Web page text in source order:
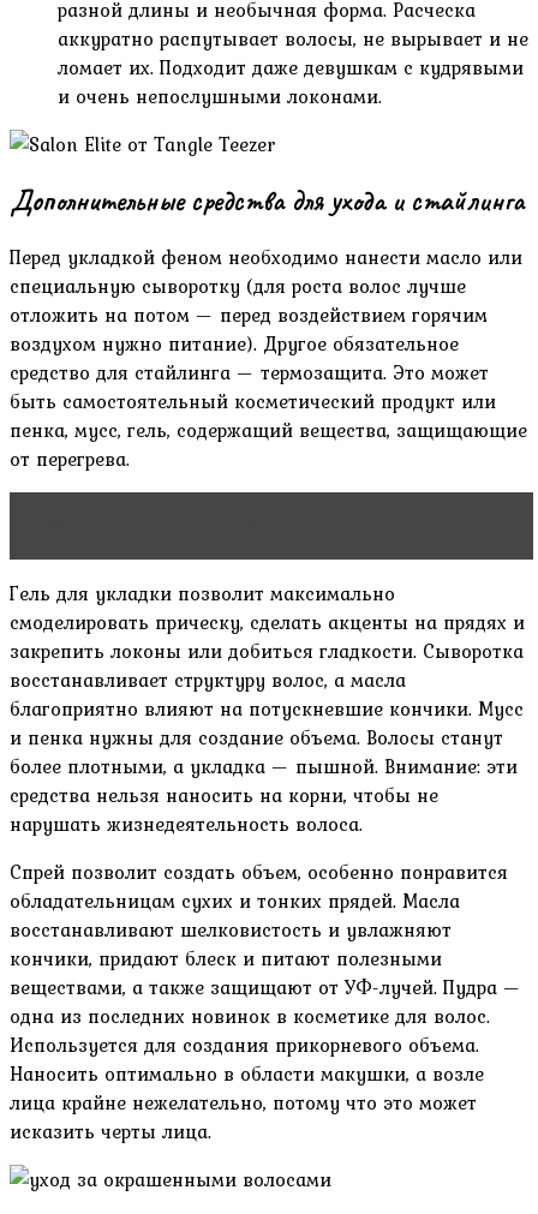
разной длины и необычная форма. Расческа
аккуратно распутывает волосы, не вырывает и не
ломает их. Подходит даже девушкам с кудрявыми
и очень непослушными локонами.
Дополнительные средства для ухода и стайлинга
Перед укладкой феном необходимо нанести масло или
специальную сыворотку (для роста волос лучше
отложить на потом — перед воздействием горячим
воздухом нужно питание). Другое обязательное
средство для стайлинга — термозащита. Это может
быть самостоятельный косметический продукт или
пенка, мусс, гель, содержащий вещества, защищающие
от перегрева.
Гель для укладки позволит максимально
смоделировать прическу, сделать акценты на прядях и
закрепить локоны или добиться гладкости. Сыворотка
восстанавливает структуру волос, а масла
благоприятно влияют на потускневшие кончики. Мусс
и пенка нужны для создание объема. Волосы станут
более плотными, а укладка — пышной. Внимание: эти
средства нельзя наносить на корни, чтобы не
нарушать жизнедеятельность волоса.
Спрей позволит создать объем, особенно понравится
обладательницам сухих и тонких прядей. Масла
восстанавливают шелковистость и увлажняют
кончики, придают блеск и питают полезными
веществами, а также защищают от УФ-лучей. Пудра —
одна из последних новинок в косметике для волос.
Используется для создания прикорневого объема.
Наносить оптимально в области макушки, а возле
лица крайне нежелательно, потому что это может
исказить черты лица.